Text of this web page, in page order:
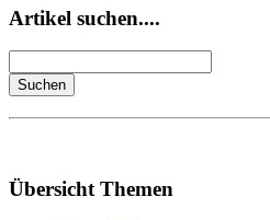
Artikel suchen....
Übersicht Themen